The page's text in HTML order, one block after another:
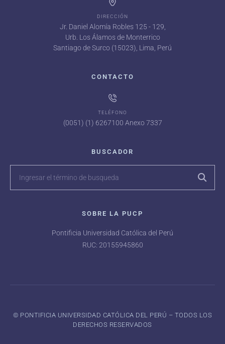
DIRECCIÓN
Jr. Daniel Alomía Robles 125 - 129,
Urb. Los Álamos de Monterrico
Santiago de Surco (15023), Lima, Perú
CONTACTO
TELÉFONO
(0051) (1) 6267100 Anexo 7337
BUSCADOR
SOBRE LA PUCP
Pontificia Universidad Católica del Perú
RUC: 20155945860
©️ PONTIFICIA UNIVERSIDAD CATÓLICA DEL PERÚ – TODOS LOS
DERECHOS RESERVADOS